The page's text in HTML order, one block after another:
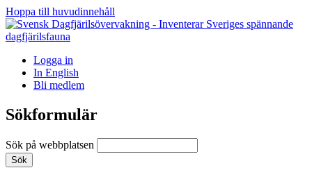
Hoppa till huvudinnehåll
Logga in
In English
Bli medlem
Sökformulär
Sök på webbplatsen